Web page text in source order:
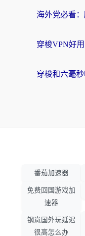
番茄加速器
免费回国游戏加
速器
钢岚国外玩延迟
很高怎么办